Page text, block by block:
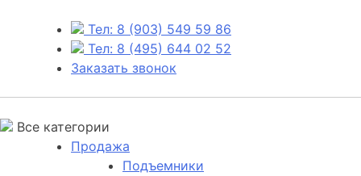
Тел: 8 (903) 549 59 86
Тел: 8 (495) 644 02 52
Заказать звонок
Все категории
Продажа
Подъемники